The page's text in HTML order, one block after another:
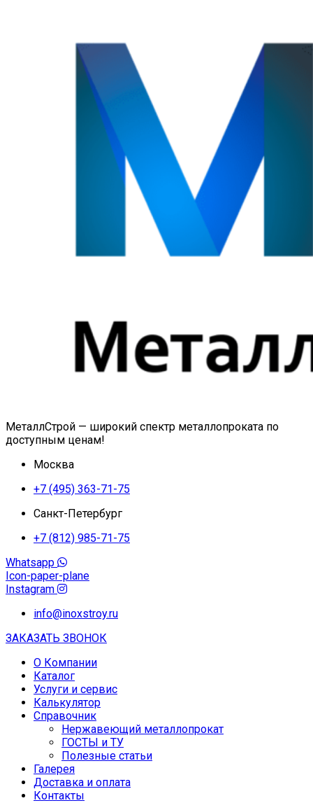
МеталлСтрой — широкий спектр металлопроката по
доступным ценам!
Москва
+7 (495) 363-71-75
Санкт-Петербург
+7 (812) 985-71-75
Whatsapp
Icon-paper-plane
Instagram
info@inoxstroy.ru
ЗАКАЗАТЬ ЗВОНОК
О Компании
Каталог
Услуги и сервис
Калькулятор
Справочник
Нержавеющий металлопрокат
ГОСТЫ и ТУ
Полезные статьи
Галерея
Доставка и оплата
Контакты